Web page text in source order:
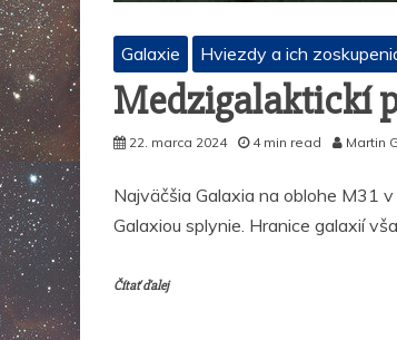
Galaxie Hviezdy a ich
Medzigalaktickí
22. marca 2024 4 min read Martin
Najväčšia Galaxia na oblohe M31
Galaxiou splynie. Hranice galaxií
Čítať ďalej